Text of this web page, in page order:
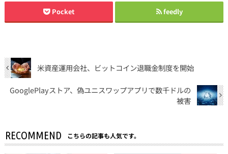
Pocket feedly
米資産運用会社、ビットコイン退職金制度を開始
GooglePlayストア、偽ユニスワップアプリで数千ドルの
被害
RECOMMEND こちらの記事も人気です。